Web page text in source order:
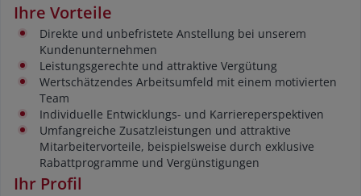
Ihre Vorteile
Direkte und unbefristete Anstellung bei unserem
Kundenunternehmen
Leistungsgerechte und attraktive Vergütung
Wertschätzendes Arbeitsumfeld mit einem motivierten
Team
Individuelle Entwicklungs- und Karriereperspektiven
Umfangreiche Zusatzleistungen und attraktive
Mitarbeitervorteile, beispielsweise durch exklusive
Rabattprogramme und Vergünstigungen
Ihr Profil